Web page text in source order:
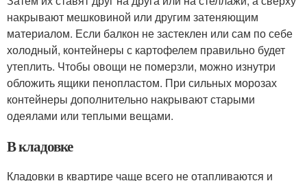
накрывают мешковиной или другим затеняющим
материалом. Если балкон не застеклен или сам по себе
холодный, контейнеры с картофелем правильно будет
утеплить. Чтобы овощи не померзли, можно изнутри
обложить ящики пенопластом. При сильных морозах
контейнеры дополнительно накрывают старыми
одеялами или теплыми вещами.
В кладовке
Кладовки в квартире чаще всего не отапливаются и